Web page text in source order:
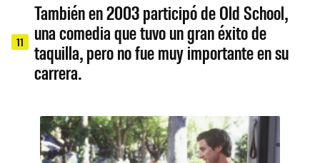
11
También en 2003 participó de Old School,
una comedia que tuvo un gran éxito de
taquilla, pero no fue muy importante en su
carrera.